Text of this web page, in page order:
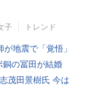
子 トレンド
地震で「覚悟」
銅の冨田が結婚
茂田景樹氏 今は